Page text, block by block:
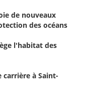
de nouveaux
des océans
l'habitat des
carrière à Saint-